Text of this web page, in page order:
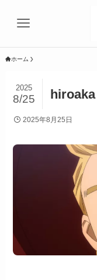
ホーム
hiroaka
2025
8/25
2025年8月25日